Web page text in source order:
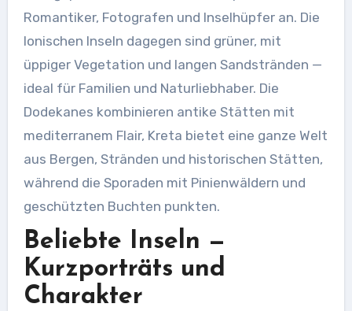
Romantiker, Fotografen und Inselhüpfer an. Die
Ionischen Inseln dagegen sind grüner, mit
üppiger Vegetation und langen Sandstränden —
ideal für Familien und Naturliebhaber. Die
Dodekanes kombinieren antike Stätten mit
mediterranem Flair, Kreta bietet eine ganze Welt
aus Bergen, Stränden und historischen Stätten,
während die Sporaden mit Pinienwäldern und
geschützten Buchten punkten.
Beliebte Inseln —
Kurzporträts und
Charakter